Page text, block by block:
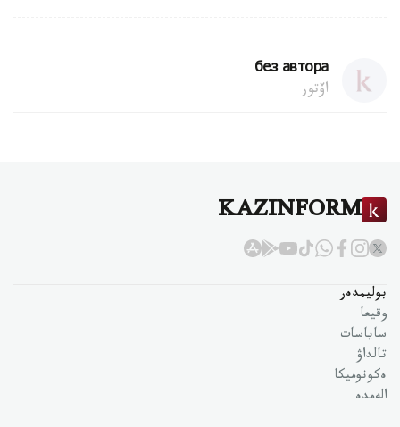
без автора
اۆتور
KAZINFORM
بوليمدەر
وقيعا
ساياسات
تالداۋ
ەكونوميكا
الەمدە